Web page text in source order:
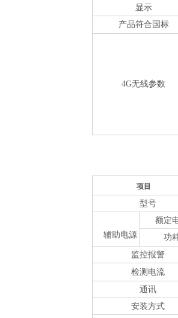
显示
产品符合国标
4G无线参数
项目
型号
辅助电源
额定
功
监控报警
检测电流
通讯
安装方式